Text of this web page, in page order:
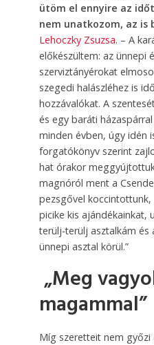
ütöm el ennyire az
nem unatkozom, az is
Lehoczky Zsuzsa. – A
előkészültem: az ünnepi
szerviztányérokat
szegedi halászléhez is
hozzávalókat. A
és egy baráti
minden évben, úgy idén
forgatókönyv szerint
hat órakor
magnóról ment a
pezsgővel
picike kis ajándékainkat,
terülj-terülj asztalkám és
ünnepi asztal körül.”
„Meg
magammal”
Míg szeretteit nem